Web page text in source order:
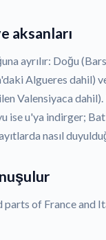
aksanları
ayrılır: Doğu
Algueres dahil)
Valensiyaca
ise u'ya indirger;
nasıl
parts of France and